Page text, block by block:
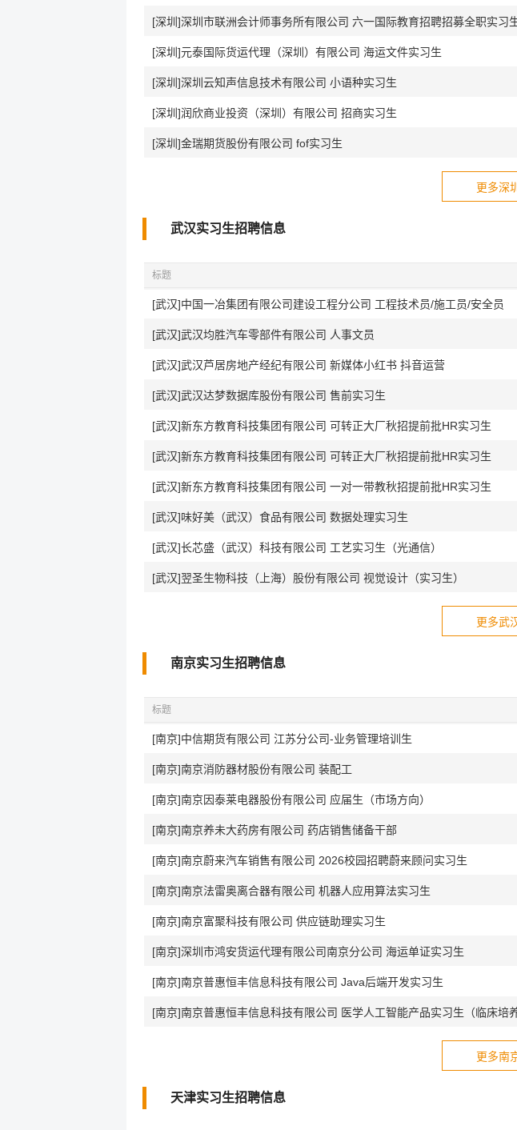
[深圳]深圳市联洲会计师事务所有限公司 六一国际教育招聘招募全职实习
[深圳]元泰国际货运代理（深圳）有限公司 海运文件实习生
[深圳]深圳云知声信息技术有限公司 小语种实习生
[深圳]润欣商业投资（深圳）有限公司 招商实习生
[深圳]金瑞期货股份有限公司 fof实习生
更多深
武汉实习生招聘信息
标题
[武汉]中国一冶集团有限公司建设工程分公司 工程技术员/施工员/安全员
[武汉]武汉均胜汽车零部件有限公司 人事文员
[武汉]武汉芦居房地产经纪有限公司 新媒体小红书 抖音运营
[武汉]武汉达梦数据库股份有限公司 售前实习生
[武汉]新东方教育科技集团有限公司 可转正大厂秋招提前批HR实习生
[武汉]新东方教育科技集团有限公司 可转正大厂秋招提前批HR实习生
[武汉]新东方教育科技集团有限公司 一对一带教秋招提前批HR实习生
[武汉]味好美（武汉）食品有限公司 数据处理实习生
[武汉]长芯盛（武汉）科技有限公司 工艺实习生（光通信）
[武汉]翌圣生物科技（上海）股份有限公司 视觉设计（实习生）
更多武
南京实习生招聘信息
标题
[南京]中信期货有限公司 江苏分公司-业务管理培训生
[南京]南京消防器材股份有限公司 装配工
[南京]南京因泰莱电器股份有限公司 应届生（市场方向）
[南京]南京养未大药房有限公司 药店销售储备干部
[南京]南京蔚来汽车销售有限公司 2026校园招聘蔚来顾问实习生
[南京]南京法雷奥离合器有限公司 机器人应用算法实习生
[南京]南京富聚科技有限公司 供应链助理实习生
[南京]深圳市鸿安货运代理有限公司南京分公司 海运单证实习生
[南京]南京普惠恒丰信息科技有限公司 Java后端开发实习生
[南京]南京普惠恒丰信息科技有限公司 医学人工智能产品实习生（临床培养
更多南
天津实习生招聘信息